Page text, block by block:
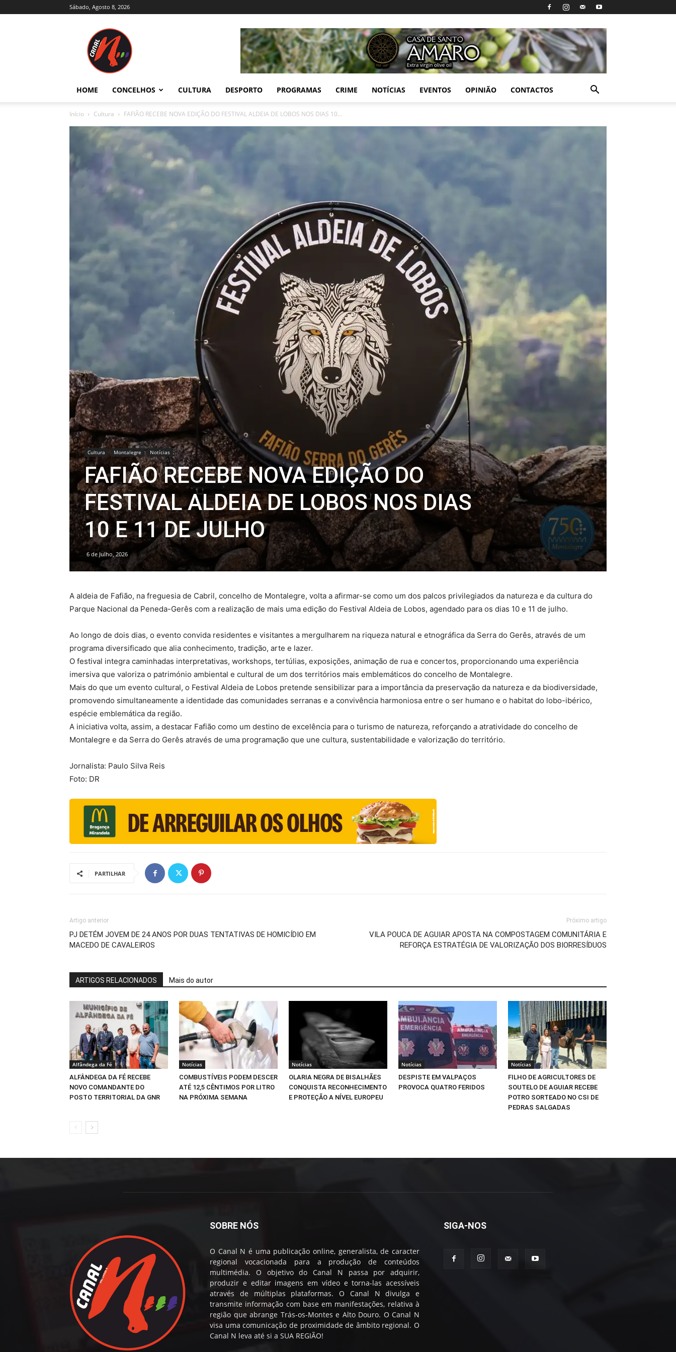
Sábado, Agosto 8, 2026
Trás-
e
Alto
Douro
HOME CONCELHOS CULTURA DESPORTO PROGRAMAS CRIME NOTÍCIAS EVENTOS OPINIÃO CONTACTOS
Início Cultura FAFIÃO RECEBE NOVA EDIÇÃO DO FESTIVAL ALDEIA DE LOBOS NOS DIAS 10...
Cultura Montalegre Notícias
FAFIÃO RECEBE NOVA EDIÇÃO DO
FESTIVAL ALDEIA DE LOBOS NOS DIAS
10 E 11 DE JULHO
6 de Julho, 2026
A aldeia de Fafião, na freguesia de Cabril, concelho de Montalegre, volta a afirmar-se como um dos palcos privilegiados da natureza e da cultura do
Parque Nacional da Peneda-Gerês com a realização de mais uma edição do Festival Aldeia de Lobos, agendado para os dias 10 e 11 de julho.
Ao longo de dois dias, o evento convida residentes e visitantes a mergulharem na riqueza natural e etnográfica da Serra do Gerês, através de um
programa diversificado que alia conhecimento, tradição, arte e lazer.
O festival integra caminhadas interpretativas, workshops, tertúlias, exposições, animação de rua e concertos, proporcionando uma experiência
imersiva que valoriza o património ambiental e cultural de um dos territórios mais emblemáticos do concelho de Montalegre.
Mais do que um evento cultural, o Festival Aldeia de Lobos pretende sensibilizar para a importância da preservação da natureza e da biodiversidade,
promovendo simultaneamente a identidade das comunidades serranas e a convivência harmoniosa entre o ser humano e o habitat do lobo-ibérico,
espécie emblemática da região.
A iniciativa volta, assim, a destacar Fafião como um destino de excelência para o turismo de natureza, reforçando a atratividade do concelho de
Montalegre e da Serra do Gerês através de uma programação que une cultura, sustentabilidade e valorização do território.
Jornalista: Paulo Silva Reis
Foto: DR
PARTILHAR
Artigo anterior
PJ DETÉM JOVEM DE 24 ANOS POR DUAS TENTATIVAS DE HOMICÍDIO EM
MACEDO DE CAVALEIROS
Próximo artigo
VILA POUCA DE AGUIAR APOSTA NA COMPOSTAGEM COMUNITÁRIA E
REFORÇA ESTRATÉGIA DE VALORIZAÇÃO DOS BIORRESÍDUOS
ARTIGOS RELACIONADOS Mais do autor
Alfândega da Fé
ALFÂNDEGA DA FÉ RECEBE
NOVO COMANDANTE DO
POSTO TERRITORIAL DA GNR
Notícias
COMBUSTÍVEIS PODEM DESCER
ATÉ 12,5 CÊNTIMOS POR LITRO
NA PRÓXIMA SEMANA
Notícias
OLARIA NEGRA DE BISALHÃES
CONQUISTA RECONHECIMENTO
E PROTEÇÃO A NÍVEL EUROPEU
Notícias
DESPISTE EM VALPAÇOS
PROVOCA QUATRO FERIDOS
Notícias
FILHO DE AGRICULTORES DE
SOUTELO DE AGUIAR RECEBE
POTRO SORTEADO NO CSI DE
PEDRAS SALGADAS
SOBRE NÓS
O Canal N é uma publicação online, generalista, de caracter
regional vocacionada para a produção de conteúdos
multimédia. O objetivo do Canal N passa por adquirir,
produzir e editar imagens em vídeo e torna-las acessíveis
através de múltiplas plataformas. O Canal N divulga e
transmite informação com base em manifestações, relativa à
região que abrange Trás-os-Montes e Alto Douro. O Canal N
visa uma comunicação de proximidade de âmbito regional. O
Canal N leva até si a SUA REGIÃO!
SIGA-NOS